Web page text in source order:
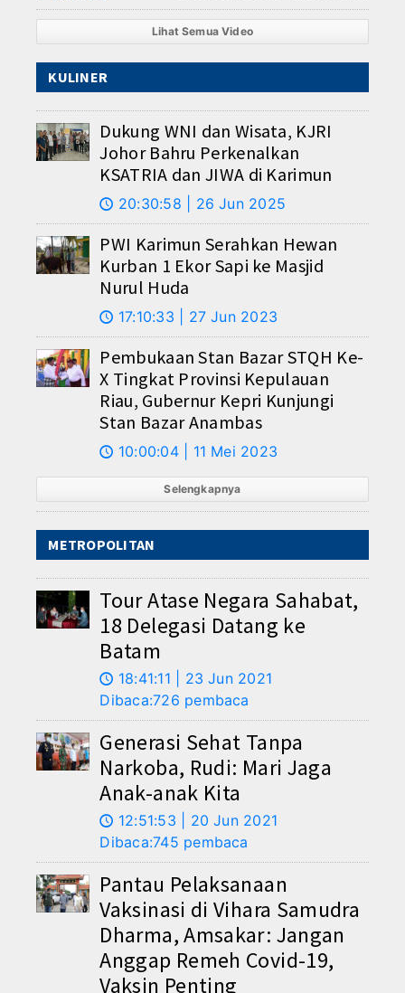
Lihat Semua Video
KULINER
Dukung WNI dan Wisata, KJRI
Johor Bahru Perkenalkan
KSATRIA dan JIWA di Karimun
🕔 20:30:58 | 26 Jun 2025
PWI Karimun Serahkan Hewan
Kurban 1 Ekor Sapi ke Masjid
Nurul Huda
🕔 17:10:33 | 27 Jun 2023
Pembukaan Stan Bazar STQH Ke-
X Tingkat Provinsi Kepulauan
Riau, Gubernur Kepri Kunjungi
Stan Bazar Anambas
🕔 10:00:04 | 11 Mei 2023
Selengkapnya
METROPOLITAN
Tour Atase Negara Sahabat,
18 Delegasi Datang ke
Batam
🕔 18:41:11 | 23 Jun 2021
Dibaca:726 pembaca
Generasi Sehat Tanpa
Narkoba, Rudi: Mari Jaga
Anak-anak Kita
🕔 12:51:53 | 20 Jun 2021
Dibaca:745 pembaca
Pantau Pelaksanaan
Vaksinasi di Vihara Samudra
Dharma, Amsakar: Jangan
Anggap Remeh Covid-19,
Vaksin Penting